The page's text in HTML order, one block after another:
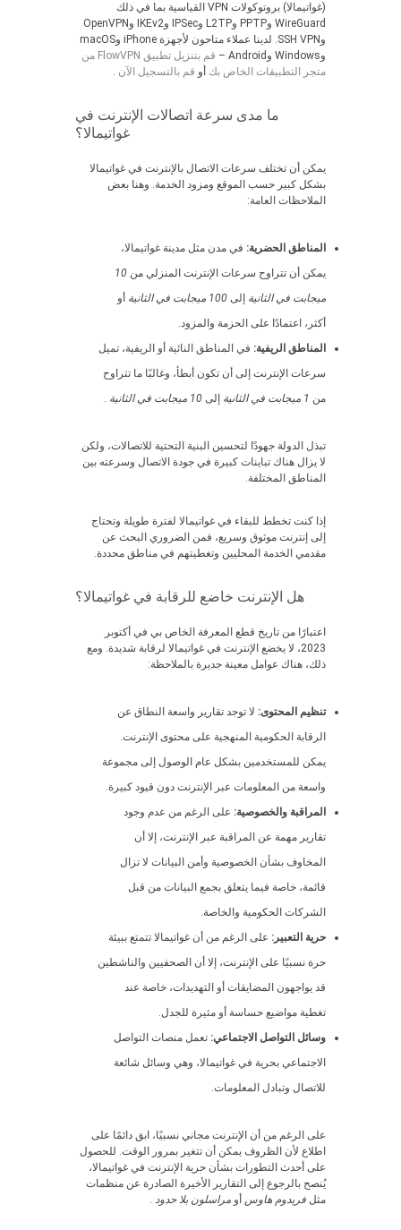
(غواتيمالا) بروتوكولات VPN القياسية بما في ذلك
WireGuard وPPTP وL2TP وIPSec وIKEv2 وOpenVPN
وSSH VPN. لدينا عملاء متاحون لأجهزة iPhone وmacOS
وWindows وAndroid –
قم بتنزيل تطبيق FlowVPN من
متجر التطبيقات الخاص بك أو قم بالتسجيل الآن .
ما مدى سرعة اتصالات الإنترنت في
غواتيمالا؟
يمكن أن تختلف سرعات الاتصال بالإنترنت في غواتيمالا
بشكل كبير حسب الموقع ومزود الخدمة. وهنا بعض
الملاحظات العامة:
المناطق الحضرية: في مدن مثل مدينة غواتيمالا،
يمكن أن تتراوح سرعات الإنترنت المنزلي من 10
ميجابت في الثانية إلى 100 ميجابت في الثانية
أو
أكثر، اعتمادًا على الحزمة والمزود.
المناطق الريفية: في المناطق النائية أو الريفية، تميل
سرعات الإنترنت إلى أن تكون أبطأ، وغالبًا ما تتراوح
من 1 ميجابت في الثانية إلى 10 ميجابت في الثانية .
تبذل الدولة جهودًا لتحسين البنية التحتية للاتصالات، ولكن
لا يزال هناك تباينات كبيرة في جودة الاتصال وسرعته بين
المناطق المختلفة.
إذا كنت تخطط للبقاء في غواتيمالا لفترة طويلة وتحتاج
إلى إنترنت موثوق وسريع، فمن الضروري البحث عن
مقدمي الخدمة المحليين وتغطيتهم في مناطق محددة.
هل الإنترنت خاضع للرقابة في غواتيمالا؟
اعتبارًا من تاريخ قطع المعرفة الخاص بي في أكتوبر
2023، لا يخضع الإنترنت في غواتيمالا لرقابة شديدة. ومع
ذلك، هناك عوامل معينة جديرة بالملاحظة:
تنظيم المحتوى: لا توجد تقارير واسعة النطاق عن
الرقابة الحكومية المنهجية على محتوى الإنترنت.
يمكن للمستخدمين بشكل عام الوصول إلى مجموعة
واسعة من المعلومات عبر الإنترنت دون قيود كبيرة.
المراقبة والخصوصية: على الرغم من عدم وجود
تقارير مهمة عن المراقبة عبر الإنترنت، إلا أن
المخاوف بشأن الخصوصية وأمن البيانات لا تزال
قائمة، خاصة فيما يتعلق بجمع البيانات من قبل
الشركات الحكومية والخاصة.
حرية التعبير: على الرغم من أن غواتيمالا تتمتع ببيئة
حرة نسبيًا على الإنترنت، إلا أن الصحفيين والناشطين
قد يواجهون المضايقات أو التهديدات، خاصة عند
تغطية مواضيع حساسة أو مثيرة للجدل.
وسائل التواصل الاجتماعي: تعمل منصات التواصل
الاجتماعي بحرية في غواتيمالا، وهي وسائل شائعة
للاتصال وتبادل المعلومات.
على الرغم من أن الإنترنت مجاني نسبيًا، ابق دائمًا على
اطلاع لأن الظروف يمكن أن تتغير بمرور الوقت. للحصول
على أحدث التطورات بشأن حرية الإنترنت في غواتيمالا،
يُنصح بالرجوع إلى التقارير الأخيرة الصادرة عن منظمات
مثل فريدوم هاوس أو مراسلون بلا حدود .